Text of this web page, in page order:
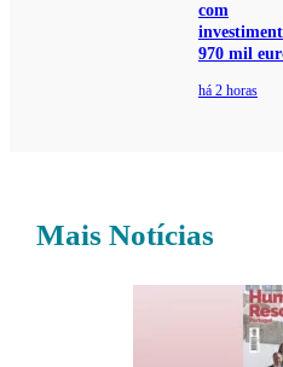
com
970 mil
há 2 horas
Mais Notícias